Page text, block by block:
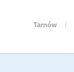
Tarnów |